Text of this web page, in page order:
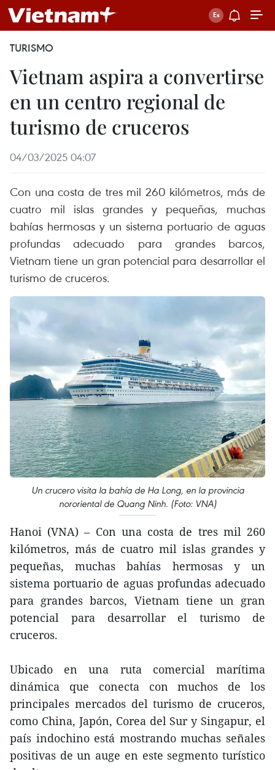
TURISMO
Vietnam aspira a convertirse
en un centro regional de
turismo de cruceros
04/03/2025 04:07
Con una costa de tres mil 260 kilómetros, más de
cuatro mil islas grandes y pequeñas, muchas
bahías hermosas y un sistema portuario de aguas
profundas adecuado para grandes barcos,
Vietnam tiene un gran potencial para desarrollar el
turismo de cruceros.
Un crucero visita la bahía de Ha Long, en la provincia
nororiental de Quang Ninh. (Foto: VNA)
Hanoi (VNA) – Con una costa de tres mil 260
kilómetros, más de cuatro mil islas grandes y
pequeñas, muchas bahías hermosas y un
sistema portuario de aguas profundas adecuado
para grandes barcos, Vietnam tiene un gran
potencial para desarrollar el turismo de
cruceros.
Ubicado en una ruta comercial marítima
dinámica que conecta con muchos de los
principales mercados del turismo de cruceros,
como China, Japón, Corea del Sur y Singapur, el
país indochino está mostrando muchas señales
positivas de un auge en este segmento turístico